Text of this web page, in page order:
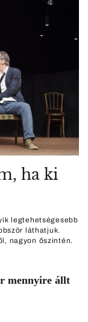
ha ki
legtehetségesebb
láthatjuk.
nagyon őszintén.
mennyire állt